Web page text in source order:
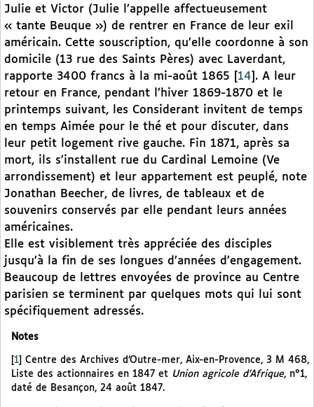
Julie et Victor (Julie l’appelle affectueusement
« tante Beuque ») de rentrer en France de leur exil
américain. Cette souscription, qu’elle coordonne à son
domicile (13 rue des Saints Pères) avec Laverdant,
rapporte 3400 francs à la mi-août 1865
14 . A leur
retour en France, pendant l’hiver 1869-1870 et le
printemps suivant, les Considerant invitent de temps
en temps Aimée pour le thé et pour discuter, dans
leur petit logement rive gauche. Fin 1871, après sa
mort, ils s’installent rue du Cardinal Lemoine (Ve
arrondissement) et leur appartement est peuplé, note
Jonathan Beecher, de livres, de tableaux et de
souvenirs conservés par elle pendant leurs années
américaines.
Elle est visiblement très appréciée des disciples
jusqu’à la fin de ses longues d’années d’engagement.
Beaucoup de lettres envoyées de province au Centre
parisien se terminent par quelques mots qui lui sont
spécifiquement adressés.
Notes
1
Centre des Archives d’Outre-mer, Aix-en-Provence, 3 M 468,
Liste des actionnaires en 1847 et Union agricole d’Afrique, n°1,
daté de Besançon, 24 août 1847.